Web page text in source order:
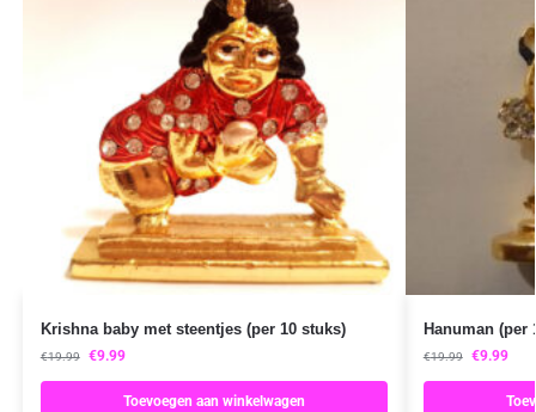
Krishna baby met steentjes (per 10 stuks)
€19.99 €9.99
Toevoegen aan winkelwagen
Hanuman (per
€19.99 €9.99